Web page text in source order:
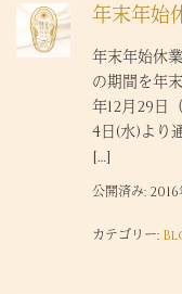
年末年始
年末年始休
の期間を年
年12月29日
4日(水)より
[…]
公開済み: 2016
カテゴリー: